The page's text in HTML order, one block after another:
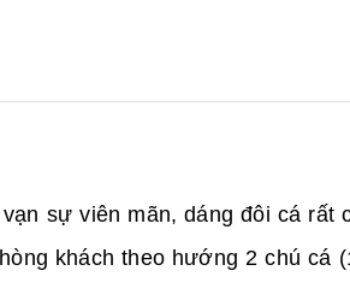
sự viên mãn, dáng đôi cá rất
khách theo hướng 2 chú cá